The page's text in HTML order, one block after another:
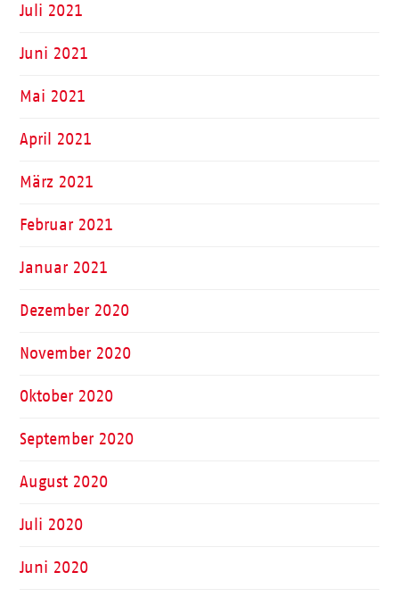
Juli 2021
Juni 2021
Mai 2021
April 2021
März 2021
Februar 2021
Januar 2021
Dezember 2020
November 2020
Oktober 2020
September 2020
August 2020
Juli 2020
Juni 2020